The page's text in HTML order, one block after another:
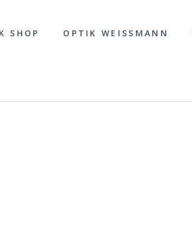
SHOP OPTIK WEISSMANN